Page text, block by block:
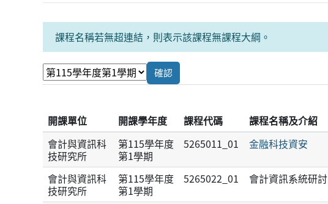
課程名稱若無超連結，則表示該課程無課程大綱。
開課單位 開課學年度 課程代碼 課程名稱及介紹
會計與資訊科
技研究所
第115學年度
第1學期
5265011_01 金融科技資安
會計與資訊科
技研究所
第115學年度
第1學期
5265022_01 會計資訊系統研討